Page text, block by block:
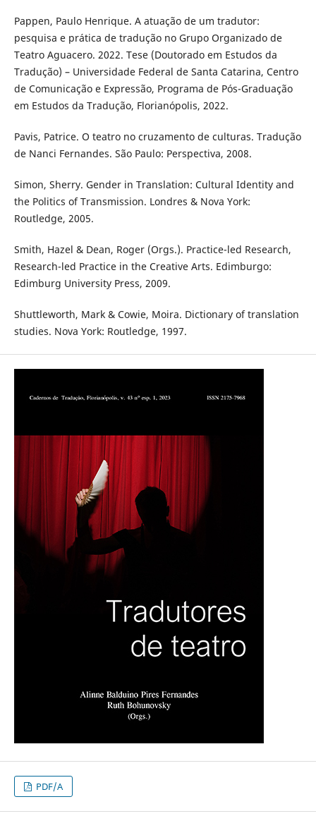
Pappen, Paulo Henrique. A atuação de um tradutor:
pesquisa e prática de tradução no Grupo Organizado de
Teatro Aguacero. 2022. Tese (Doutorado em Estudos da
Tradução) – Universidade Federal de Santa Catarina, Centro
de Comunicação e Expressão, Programa de Pós-Graduação
em Estudos da Tradução, Florianópolis, 2022.
Pavis, Patrice. O teatro no cruzamento de culturas. Tradução
de Nanci Fernandes. São Paulo: Perspectiva, 2008.
Simon, Sherry. Gender in Translation: Cultural Identity and
the Politics of Transmission. Londres & Nova York:
Routledge, 2005.
Smith, Hazel & Dean, Roger (Orgs.). Practice-led Research,
Research-led Practice in the Creative Arts. Edimburgo:
Edimburg University Press, 2009.
Shuttleworth, Mark & Cowie, Moira. Dictionary of translation
studies. Nova York: Routledge, 1997.
PDF/A